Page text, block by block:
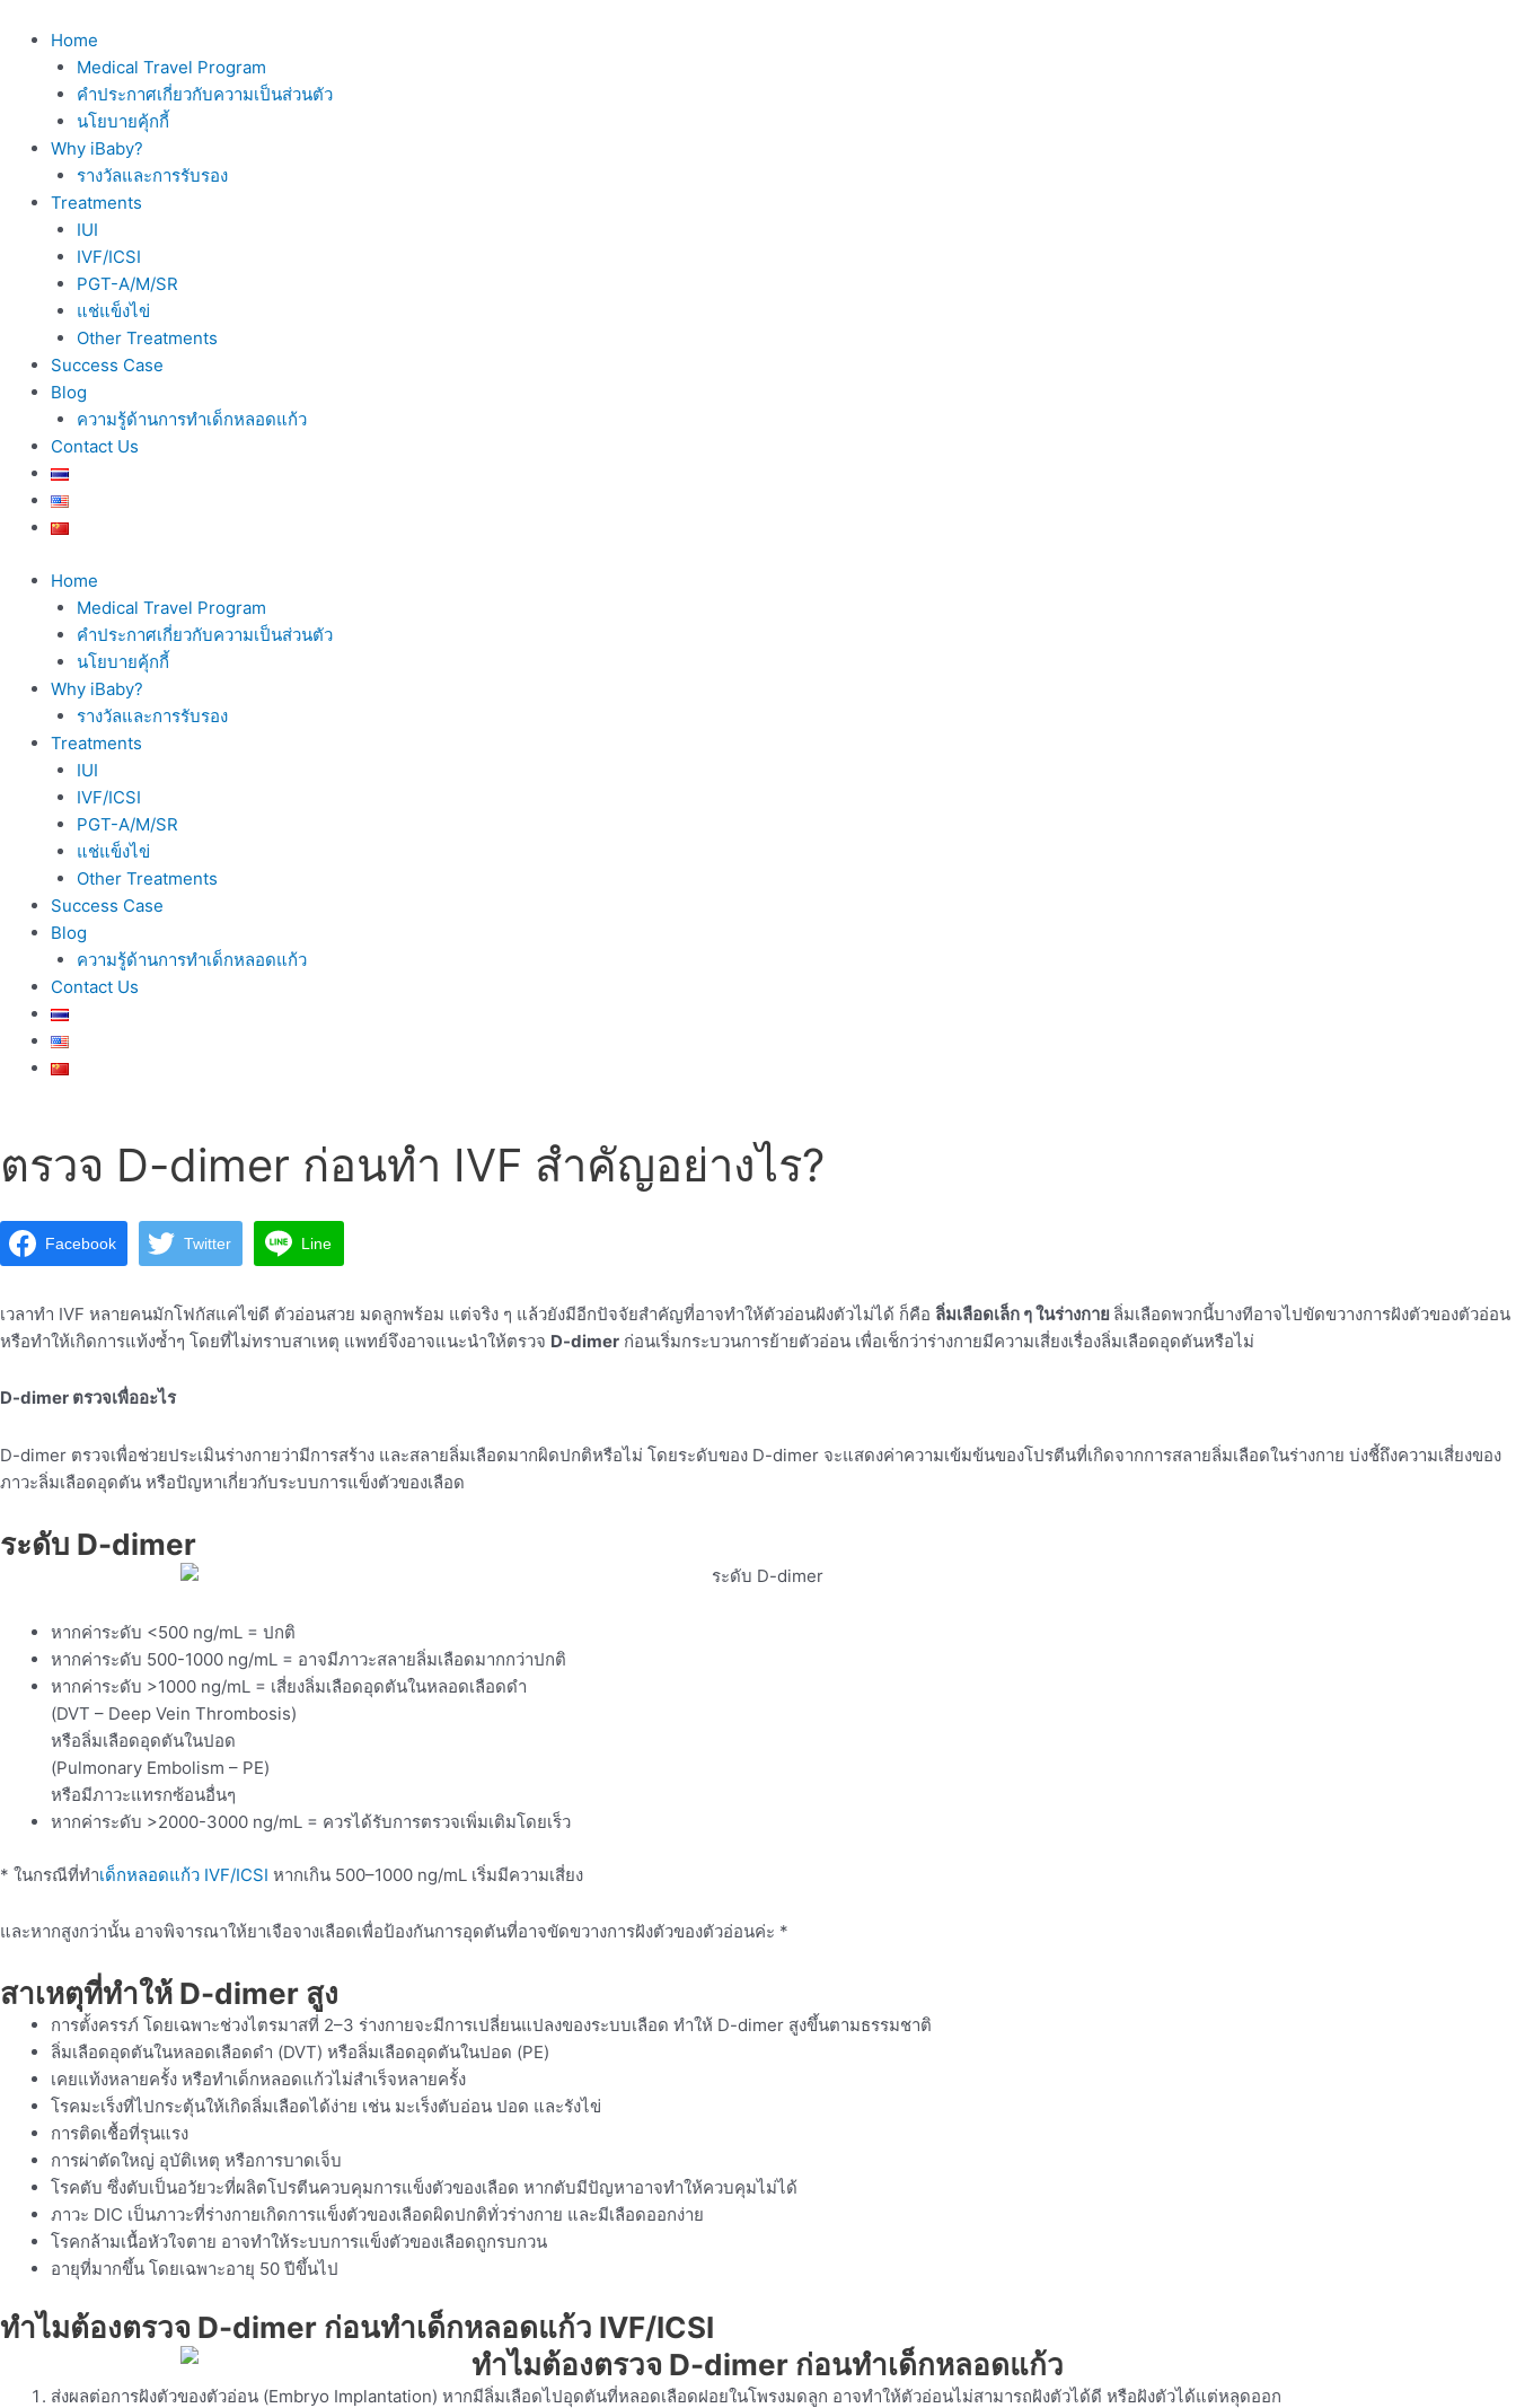
content
Home
Medical Travel Program
คำประกาศเกี่ยวกับความเป็นส่วนตัว
นโยบายคุ้กกี้
Why iBaby?
รางวัลและการรับรอง
Treatments
IUI
IVF/ICSI
PGT-A/M/SR
แช่แข็งไข่
Other Treatments
Success Case
Blog
ความรู้ด้านการทำเด็กหลอดแก้ว
Contact Us
Home
Medical Travel Program
คำประกาศเกี่ยวกับความเป็นส่วนตัว
นโยบายคุ้กกี้
Why iBaby?
รางวัลและการรับรอง
Treatments
IUI
IVF/ICSI
PGT-A/M/SR
แช่แข็งไข่
Other Treatments
Success Case
Blog
ความรู้ด้านการทำเด็กหลอดแก้ว
Contact Us
ตรวจ D-dimer ก่อนทำ IVF สำคัญอย่างไร?
Facebook Twitter Line
เวลาทำ IVF หลายคนมักโฟกัสแค่ไข่ดี ตัวอ่อนสวย มดลูกพร้อม แต่จริง ๆ แล้วยังมีอีกปัจจัยสำคัญที่อาจทำให้ตัวอ่อนฝังตัวไม่ได้ ก็คือ ลิ่มเลือดเล็ก ๆ ในร่างกาย ลิ่มเลือดพวกนี้บางทีอาจไปขัดขวางการฝังตัวของตัวอ่อน
หรือทำให้เกิดการแท้งซ้ำๆ โดยที่ไม่ทราบสาเหตุ แพทย์จึงอาจแนะนำให้ตรวจ D-dimer ก่อนเริ่มกระบวนการย้ายตัวอ่อน เพื่อเช็กว่าร่างกายมีความเสี่ยงเรื่องลิ่มเลือดอุดตันหรือไม่
D-dimer ตรวจเพื่ออะไร
D-dimer ตรวจเพื่อช่วยประเมินร่างกายว่ามีการสร้าง และสลายลิ่มเลือดมากผิดปกติหรือไม่ โดยระดับของ D-dimer จะแสดงค่าความเข้มข้นของโปรตีนที่เกิดจากการสลายลิ่มเลือดในร่างกาย บ่งชี้ถึงความเสี่ยงของ
ภาวะลิ่มเลือดอุดตัน หรือปัญหาเกี่ยวกับระบบการแข็งตัวของเลือด
ระดับ D-dimer
หากค่าระดับ <500 ng/mL = ปกติ
หากค่าระดับ 500-1000 ng/mL = อาจมีภาวะสลายลิ่มเลือดมากกว่าปกติ
หากค่าระดับ >1000 ng/mL = เสี่ยงลิ่มเลือดอุดตันในหลอดเลือดดำ
(DVT – Deep Vein Thrombosis)
หรือลิ่มเลือดอุดตันในปอด
(Pulmonary Embolism – PE)
หรือมีภาวะแทรกซ้อนอื่นๆ
หากค่าระดับ >2000-3000 ng/mL = ควรได้รับการตรวจเพิ่มเติมโดยเร็ว
* ในกรณีที่ทำเด็กหลอดแก้ว IVF/ICSI หากเกิน 500–1000 ng/mL เริ่มมีความเสี่ยง
และหากสูงกว่านั้น อาจพิจารณาให้ยาเจือจางเลือดเพื่อป้องกันการอุดตันที่อาจขัดขวางการฝังตัวของตัวอ่อนค่ะ *
สาเหตุที่ทำให้ D-dimer สูง
การตั้งครรภ์ โดยเฉพาะช่วงไตรมาสที่ 2–3 ร่างกายจะมีการเปลี่ยนแปลงของระบบเลือด ทำให้ D-dimer สูงขึ้นตามธรรมชาติ
ลิ่มเลือดอุดตันในหลอดเลือดดำ (DVT) หรือลิ่มเลือดอุดตันในปอด (PE)
เคยแท้งหลายครั้ง หรือทำเด็กหลอดแก้วไม่สำเร็จหลายครั้ง
โรคมะเร็งที่ไปกระตุ้นให้เกิดลิ่มเลือดได้ง่าย เช่น มะเร็งตับอ่อน ปอด และรังไข่
การติดเชื้อที่รุนแรง
การผ่าตัดใหญ่ อุบัติเหตุ หรือการบาดเจ็บ
โรคตับ ซึ่งตับเป็นอวัยวะที่ผลิตโปรตีนควบคุมการแข็งตัวของเลือด หากตับมีปัญหาอาจทำให้ควบคุมไม่ได้
ภาวะ DIC เป็นภาวะที่ร่างกายเกิดการแข็งตัวของเลือดผิดปกติทั่วร่างกาย และมีเลือดออกง่าย
โรคกล้ามเนื้อหัวใจตาย อาจทำให้ระบบการแข็งตัวของเลือดถูกรบกวน
อายุที่มากขึ้น โดยเฉพาะอายุ 50 ปีขึ้นไป
ทำไมต้องตรวจ D-dimer ก่อนทำเด็กหลอดแก้ว IVF/ICSI
ส่งผลต่อการฝังตัวของตัวอ่อน (Embryo Implantation) หากมีลิ่มเลือดไปอุดตันที่หลอดเลือดฝอยในโพรงมดลูก อาจทำให้ตัวอ่อนไม่สามารถฝังตัวได้ดี หรือฝังตัวได้แต่หลุดออก